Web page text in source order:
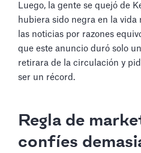
Luego, la gente se quejó de
hubiera sido negra en la
las noticias por razones
que este anuncio duró solo
retirara de la circulación y
ser un récord.
Regla de
confíes